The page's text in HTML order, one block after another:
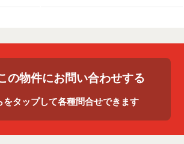
の物件にお問い合わせする
をタップして各種問合せできます